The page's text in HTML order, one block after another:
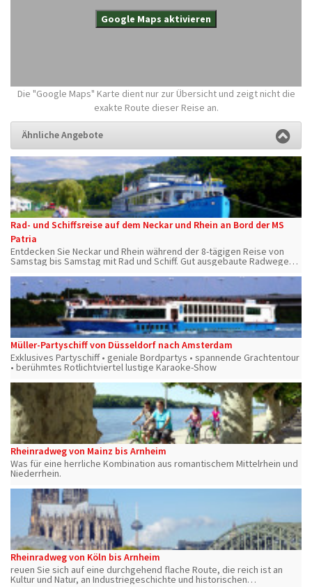
Google Maps aktivieren
Die "Google Maps" Karte dient nur zur Übersicht und zeigt nicht die
exakte Route dieser Reise an.
Ähnliche Angebote
Rad- und Schiffsreise auf dem Neckar und Rhein an Bord der MS
Patria
Entdecken Sie Neckar und Rhein während der 8-tägigen Reise von
Samstag bis Samstag mit Rad und Schiff. Gut ausgebaute Radwege
unvergesslichen Urlaub.
Müller-Partyschiff von Düsseldorf nach Amsterdam
Exklusives Partyschiff • geniale Bordpartys • spannende Grachtentour
• berühmtes Rotlichtviertel lustige Karaoke-Show
Rheinradweg von Mainz bis Arnheim
Was für eine herrliche Kombination aus romantischem Mittelrhein und
Niederrhein.
Rheinradweg von Köln bis Arnheim
reuen Sie sich auf eine durchgehend flache Route, die reich ist an
Kultur und Natur, an Industriegeschichte und historischen